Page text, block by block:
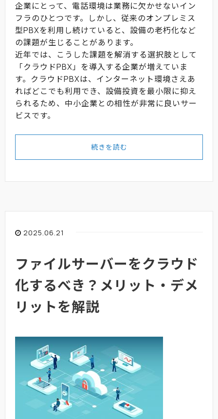
企業にとって、電話環境は業務に欠かせないイン
フラのひとつです。しかし、従来のオンプレミス
型PBXを利用し続けていると、設備の老朽化など
の課題が生じることがあります。
近年では、こうした課題を解消する選択肢として
「クラウドPBX」を導入する企業が増えていま
す。クラウドPBXは、インターネット環境さえあ
ればどこでも利用でき、設備投資を最小限に抑え
られるため、中小企業との相性が非常に良いサー
ビスです。
続きを読む
2025.06.21
ファイルサーバーをクラウド
化するべき？メリット・デメ
リットを解説